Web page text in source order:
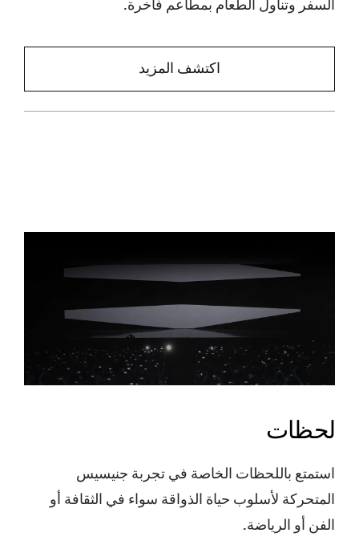
السفر وتناول الطعام بمطاعم فاخرة.
اكتشف المزيد
لحظات
استمتع باللحظات الخاصة في تجربة جنيسيس
المتحركة لأسلوب حياة الذواقة سواء في الثقافة أو
الفن أو الرياضة.